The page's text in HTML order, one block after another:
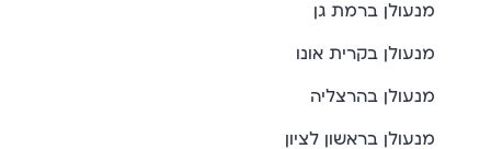
מנעולן ברמת גן
מנעולן בקרית אונו
מנעולן בהרצליה
מנעולן בראשון לציון